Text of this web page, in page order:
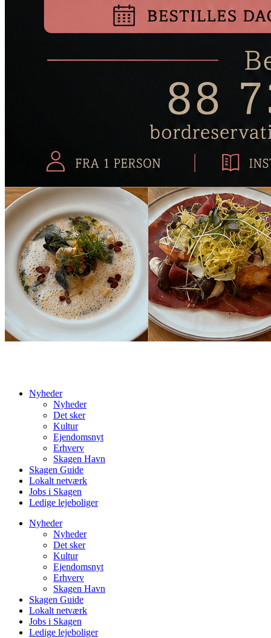
Nyheder
Nyheder
Det sker
Kultur
Ejendomsnyt
Erhverv
Skagen Havn
Skagen Guide
Lokalt netværk
Jobs i Skagen
Ledige lejeboliger
Nyheder
Nyheder
Det sker
Kultur
Ejendomsnyt
Erhverv
Skagen Havn
Skagen Guide
Lokalt netværk
Jobs i Skagen
Ledige lejeboliger